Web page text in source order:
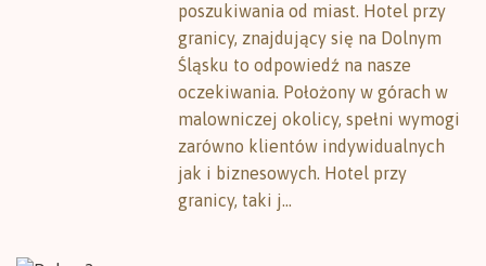
poszukiwania od miast. Hotel przy
granicy, znajdujący się na Dolnym
Śląsku to odpowiedź na nasze
oczekiwania. Położony w górach w
malowniczej okolicy, spełni wymogi
zarówno klientów indywidualnych
jak i biznesowych. Hotel przy
granicy, taki j...